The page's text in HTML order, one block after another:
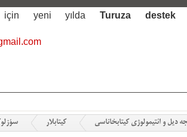
için yeni yılda
Turuza destek
دیل و ائتیمولوژی کیتابخاناسی کیتابلار